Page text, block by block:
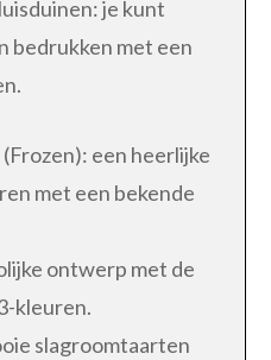
je kunt
bedrukken met een
een heerlijke
met een bekende
ontwerp met de
kleuren.
slagroomtaarten